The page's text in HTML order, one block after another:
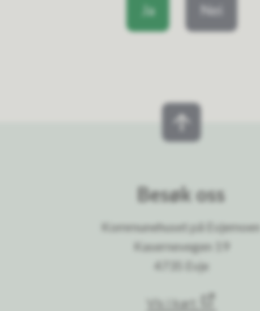
Ja Nei
Besøk oss
Kommunehuset på Evjemoen
Kasernevegen 19
4735 Evje
Vis i kart